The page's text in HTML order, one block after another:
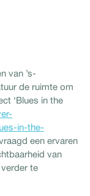
van ’s-
de ruimte om
‘Blues in the
in-the-
een ervaren
van
te